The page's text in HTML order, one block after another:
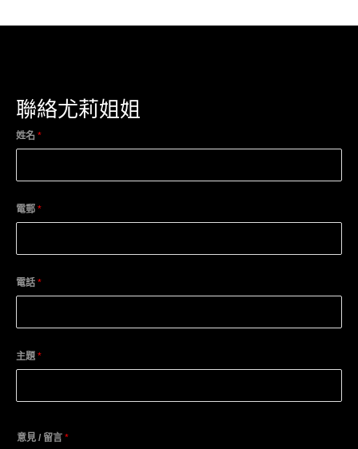
聯絡尤莉姐姐
姓名 *
電郵 *
電話 *
主題 *
意見 / 留言 *